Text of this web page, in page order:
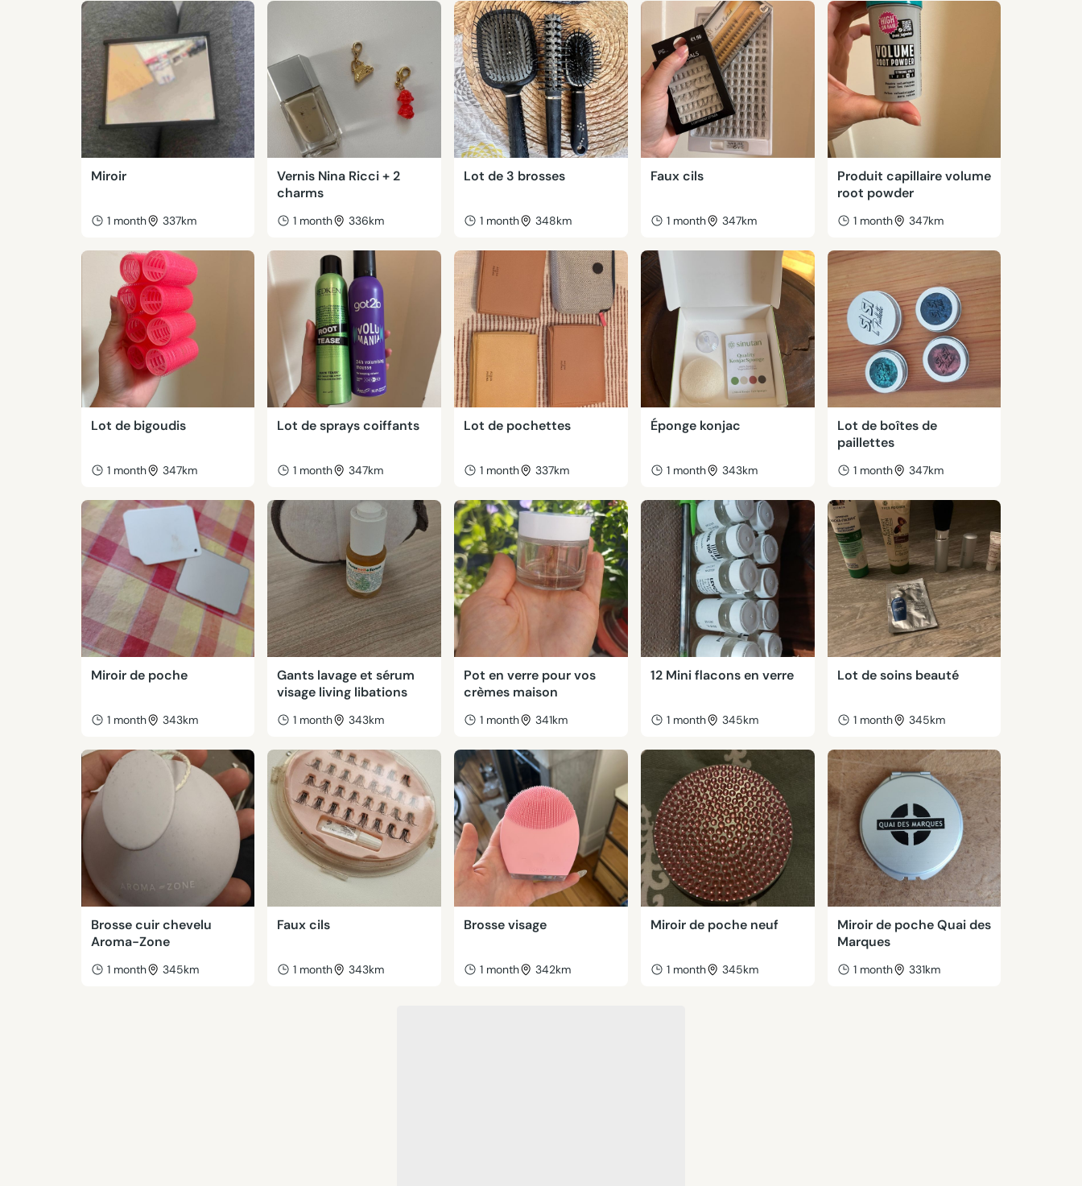
Miroir
1 month 337km
Vernis Nina Ricci + 2
charms
1 month 336km
Lot de 3 brosses
1 month 348km
Faux cils
1 month 347km
Produit capillaire volume
root powder
1 month 347km
Lot de bigoudis
1 month 347km
Lot de sprays coiffants
1 month 347km
Lot de pochettes
1 month 337km
Éponge konjac
1 month 343km
Lot de boîtes de
paillettes
1 month 347km
Miroir de poche
1 month 343km
Gants lavage et sérum
visage living libations
1 month 343km
Pot en verre pour vos
crèmes maison
1 month 341km
12 Mini flacons en verre
1 month 345km
Lot de soins beauté
1 month 345km
Brosse cuir chevelu
Aroma-Zone
1 month 345km
Faux cils
1 month 343km
Brosse visage
1 month 342km
Miroir de poche neuf
1 month 345km
Miroir de poche Quai des
Marques
1 month 331km